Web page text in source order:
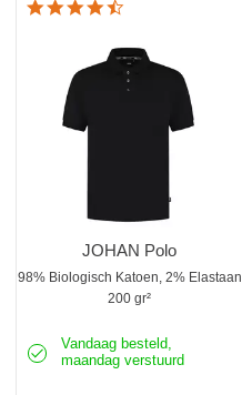
T-shirts lange mouw
Poloshirts korte mouw
Poloshirts lange mouw
JOHAN Polo
98% Biologisch Katoen, 2% Elastaan
200 gr²
Vandaag besteld,
maandag verstuurd